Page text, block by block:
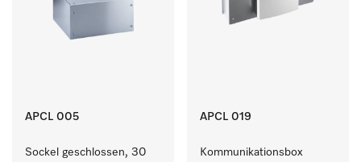
APCL 005
Sockel geschlossen, 30
APCL 019
Kommunikationsbox